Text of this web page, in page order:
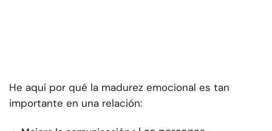
He aquí por qué la madurez emocional es tan
importante en una relación: